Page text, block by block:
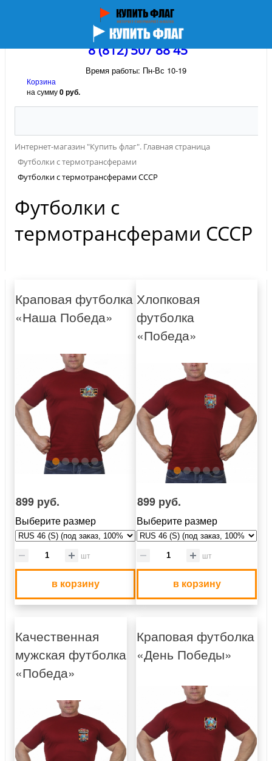
8 (812) 507 88 45
Время работы: Пн-Вс 10-19
Корзина
на сумму0 руб.
Интернет-магазин "Купить флаг". Главная страница
Футболки с термотрансферами
Футболки с термотрансферами СССР
Футболки с
термотрансферами СССР
Краповая футболка
«Наша Победа»
899 руб.
Выберите размер
шт
в корзину
Хлопковая
футболка
«Победа»
899 руб.
Выберите размер
шт
в корзину
Качественная
мужская футболка
«Победа»
Краповая футболка
«День Победы»